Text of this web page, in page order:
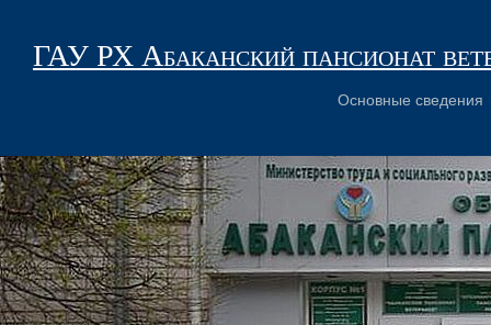
ГАУ РХ Абаканский пансионат
Основные сведения